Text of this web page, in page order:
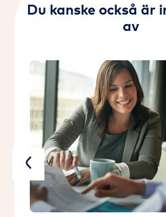
Du kanske också är
av
Previous